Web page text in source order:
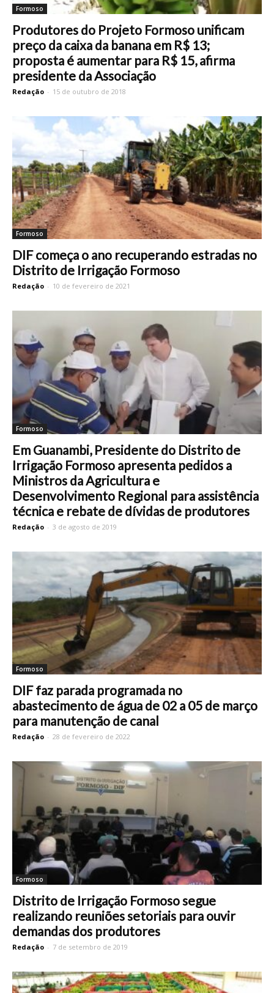
Formoso
Produtores do Projeto Formoso unificam
preço da caixa da banana em R$ 13;
proposta é aumentar para R$ 15, afirma
presidente da Associação
Redação - 15 de outubro de 2018
Formoso
DIF começa o ano recuperando estradas no
Distrito de Irrigação Formoso
Redação - 10 de fevereiro de 2021
Formoso
Em Guanambi, Presidente do Distrito de
Irrigação Formoso apresenta pedidos a
Ministros da Agricultura e
Desenvolvimento Regional para assistência
técnica e rebate de dívidas de produtores
Redação - 3 de agosto de 2019
Formoso
DIF faz parada programada no
abastecimento de água de 02 a 05 de março
para manutenção de canal
Redação - 28 de fevereiro de 2022
Formoso
Distrito de Irrigação Formoso segue
realizando reuniões setoriais para ouvir
demandas dos produtores
Redação - 7 de setembro de 2019